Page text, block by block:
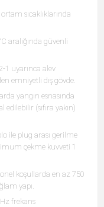
sıcaklıklarında
aralığında güvenli
1 uyarınca alev
emniyetli dış gövde.
yangın esnasında
(sıfıra yakın)
ile plug arası gerilme
çekme kuvveti 1
koşullarda en az 750
yapı.
frekans